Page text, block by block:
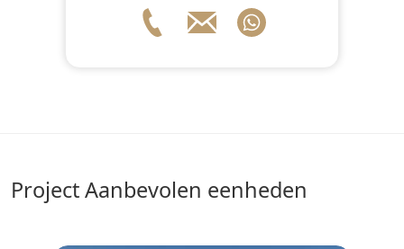
Project Aanbevolen eenheden